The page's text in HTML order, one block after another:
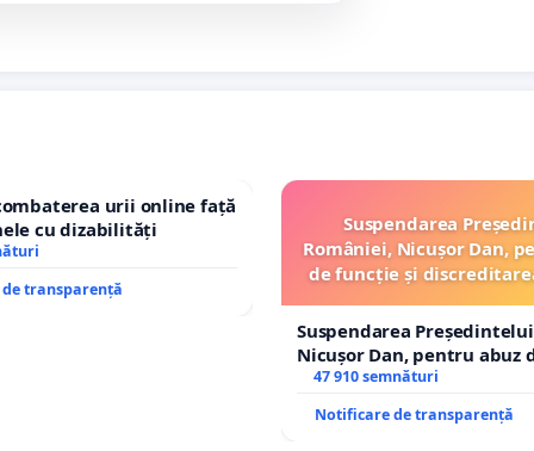
urii online față
cu dizabilități
transparență
Suspendarea
României, Nicușor Dan,
de funcție și
Suspendarea
Nicușor Dan, pentru abuz
și discreditarea statului
47 910 semnături
Notificare de transparență